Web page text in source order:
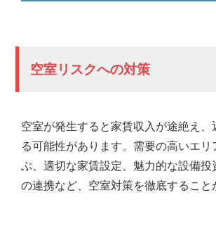
空室リスクへの対策
空室が発生すると家賃収入が途絶え、
る可能性があります。需要の高いエリ
ぶ、適切な家賃設定、魅力的な設備投
の連携など、空室対策を徹底すること